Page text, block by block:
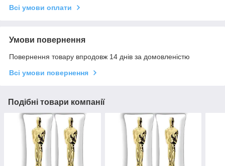
Всі умови оплати
Умови повернення
Повернення товару впродовж 14 днів за домовленістю
Всі умови повернення
Подібні товари компанії